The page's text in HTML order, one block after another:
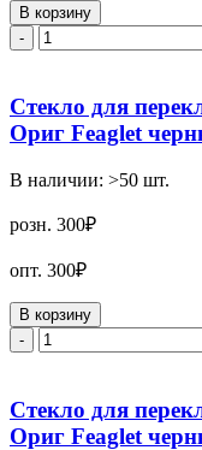
В корзину
-
Стекло для
Ориг Feaglet
В наличии: >50 шт.
розн. 300₽
опт. 300₽
В корзину
-
Стекло для
Ориг Feaglet